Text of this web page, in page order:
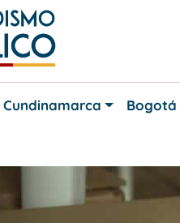
Cundinamarca Bogotá